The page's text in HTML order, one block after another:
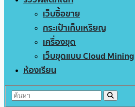
เว็บซื้อขาย
กระเป๋าเก็บเหรียญ
เครื่องขุด
เว็บขุดแบบ Cloud Mining
ห้องเรียน